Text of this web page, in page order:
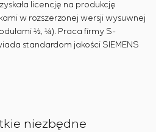
licencję na produkcję
w rozszerzonej wersji wysuwnej
½, ¼). Praca firmy S-
standardom jakości SIEMENS
niezbędne